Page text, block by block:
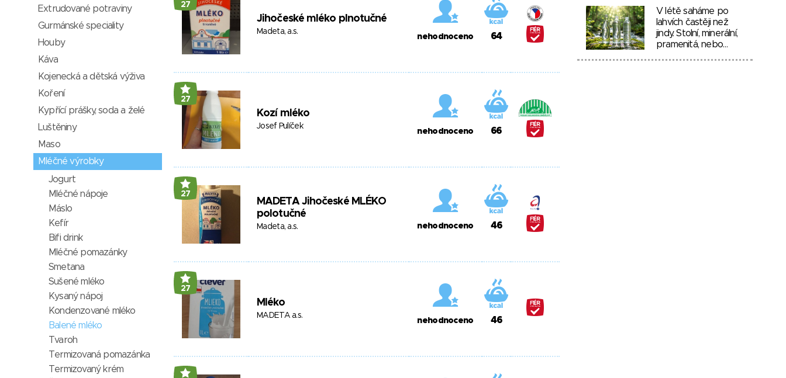
27
Jihočeské mléko plnotučné
Madeta, a.s.
nehodnoceno 64
27
Kozí mléko
Josef Pulíček
nehodnoceno 66
27
MADETA Jihočeské MLÉKO
polotučné
Madeta, a.s. nehodnoceno 46
27
Mléko
MADETA a.s.
nehodnoceno 46
Extrudované potraviny
Gurmánské speciality
Houby
Káva
Kojenecká a dětská výživa
Koření
Kypřící prášky, soda a želé
Luštěniny
Maso
Mléčné výrobky
Jogurt
Mléčné nápoje
Máslo
Kefír
Bifi drink
Mléčné pomazánky
Smetana
Sušené mléko
Kysaný nápoj
Kondenzované mléko
Balené mléko
Tvaroh
Termizovaná pomazánka
Termizovaný krém
V létě saháme po
lahvích častěji než
jindy. Stolní, minerální,
pramenitá, nebo…